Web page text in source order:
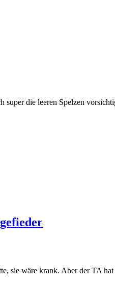
die leeren Spelzen
sie wäre krank. Aber der TA